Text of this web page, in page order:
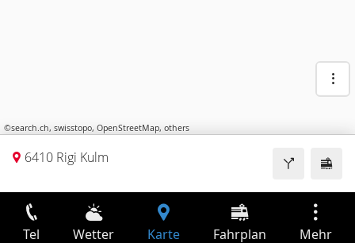
©search.ch, swisstopo, OpenStreetMap, others
6410 Rigi Kulm
Tel Wetter Karte Fahrplan Mehr